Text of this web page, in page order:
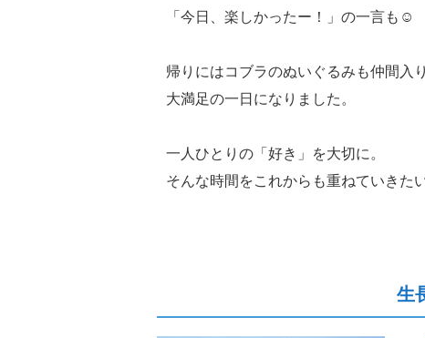
「今日、楽しかったー！」の一言も☺️
帰りにはコブラのぬいぐるみも仲間入り
大満足の一日になりました。
一人ひとりの「好き」を大切に。
そんな時間をこれからも重ねていき
生